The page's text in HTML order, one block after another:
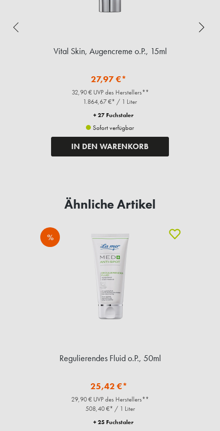
Vital Skin, Augencreme o.P., 15ml
27,97 €*
32,90 € UVP des Herstellers**
1.864,67 €* / 1 Liter
+ 27 Fuchstaler
Sofort verfügbar
IN DEN WARENKORB
Ähnliche Artikel
%
Regulierendes Fluid o.P., 50ml
25,42 €*
29,90 € UVP des Herstellers**
508,40 €* / 1 Liter
+ 25 Fuchstaler